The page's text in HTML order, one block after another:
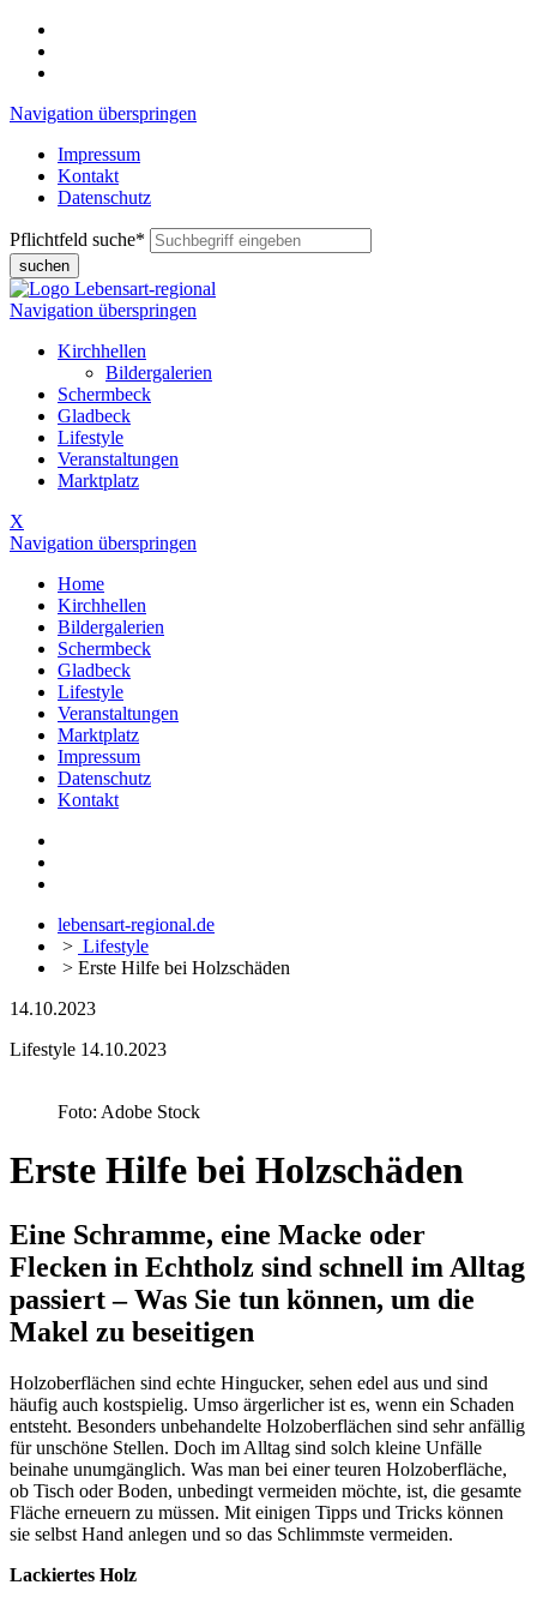
Navigation überspringen
Impressum
Kontakt
Datenschutz
Pflichtfeld suche*
suchen
Navigation überspringen
Kirchhellen
Bildergalerien
Schermbeck
Gladbeck
Lifestyle
Veranstaltungen
Marktplatz
X
Navigation überspringen
Home
Kirchhellen
Bildergalerien
Schermbeck
Gladbeck
Lifestyle
Veranstaltungen
Marktplatz
Impressum
Datenschutz
Kontakt
lebensart-regional.de
> Lifestyle
> Erste Hilfe bei Holzschäden
14.10.2023
Lifestyle 14.10.2023
Foto: Adobe Stock
Erste Hilfe bei Holzschäden
Eine Schramme, eine Macke oder
Flecken in Echtholz sind schnell im Alltag
passiert – Was Sie tun können, um die
Makel zu beseitigen
Holzoberflächen sind echte Hingucker, sehen edel aus und sind
häufig auch kostspielig. Umso ärgerlicher ist es, wenn ein Schaden
entsteht. Besonders unbehandelte Holzoberflächen sind sehr anfällig
für unschöne Stellen. Doch im Alltag sind solch kleine Unfälle
beinahe unumgänglich. Was man bei einer teuren Holzoberfläche,
ob Tisch oder Boden, unbedingt vermeiden möchte, ist, die gesamte
Fläche erneuern zu müssen. Mit einigen Tipps und Tricks können
sie selbst Hand anlegen und so das Schlimmste vermeiden.
Lackiertes Holz